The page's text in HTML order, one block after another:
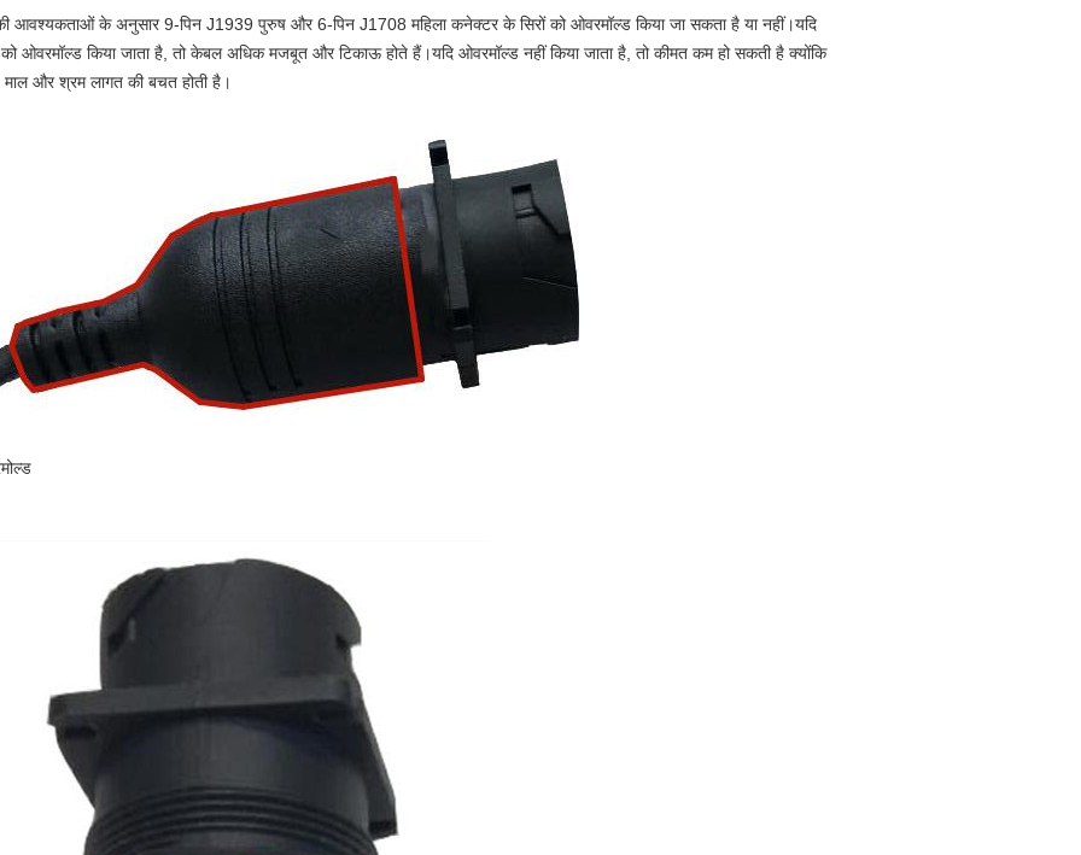
आवश्यकताओं के अनुसार 9-पिन J1939 पुरुष और 6-पिन J1708 महिला कनेक्टर के सिरों को ओवरमॉल्ड किया जा सकता है या नहीं।यदि
को ओवरमॉल्ड किया जाता है, तो केबल अधिक मजबूत और टिकाऊ होते हैं।यदि ओवरमॉल्ड नहीं किया जाता है, तो कीमत कम हो सकती है क्योंकि
और श्रम लागत की बचत होती है।